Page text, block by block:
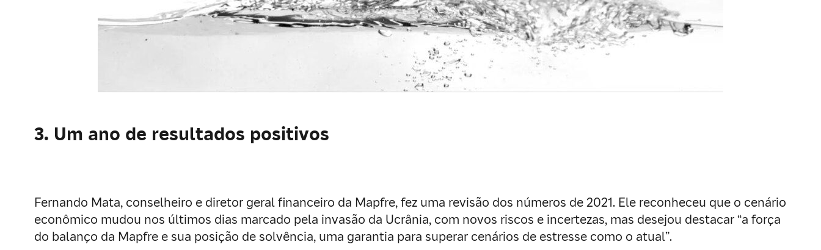
3. Um ano de resultados positivos
Fernando Mata, conselheiro e diretor geral financeiro da Mapfre, fez uma revisão dos números de 2021. Ele reconheceu que o cenário
econômico mudou nos últimos dias marcado pela invasão da Ucrânia, com novos riscos e incertezas, mas desejou destacar “a força
do balanço da Mapfre e sua posição de solvência, uma garantia para superar cenários de estresse como o atual”.